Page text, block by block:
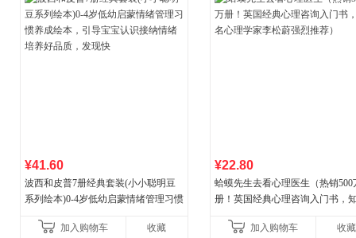
¥41.60
波西和皮普7册经典套装(小小聪明豆
系列绘本)0-4岁低幼启蒙情绪管理习惯
养好品质，发现快
加入购物车 收藏
¥22.80
蛤蟆先生去看心理医生（热销500
册！英国经典心理咨询入门书，
加入购物车
收藏